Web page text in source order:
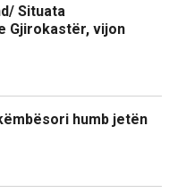
Situata
Gjirokastër, vijon
humb jetën